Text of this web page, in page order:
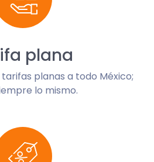
plana
planas a todo México;
lo mismo.